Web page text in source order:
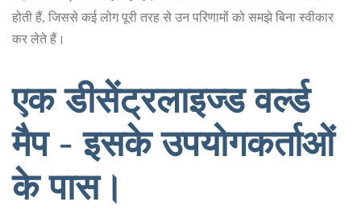
होती हैं, जिससे कई लोग पूरी तरह से उन परिणामों को समझे बिना स्वीकार
कर लेते हैं।
एक डीसेंट्रलाइज्ड वर्ल्ड
मैप - इसके उपयोगकर्ताओं
के पास।